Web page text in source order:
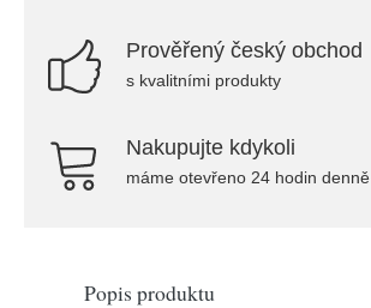
Prověřený český obchod
s kvalitními produkty
Nakupujte kdykoli
máme otevřeno 24 hodin denně
Popis produktu